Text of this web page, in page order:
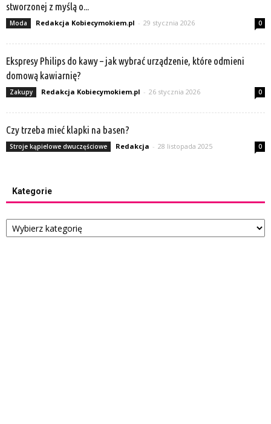
stworzonej z myślą o...
Moda Redakcja Kobiecymokiem.pl - 29 stycznia 2026 0
Ekspresy Philips do kawy – jak wybrać urządzenie, które odmieni
domową kawiarnię?
Zakupy Redakcja Kobiecymokiem.pl - 26 stycznia 2026 0
Czy trzeba mieć klapki na basen?
Stroje kąpielowe dwuczęściowe Redakcja - 28 listopada 2025 0
Kategorie
Kategorie